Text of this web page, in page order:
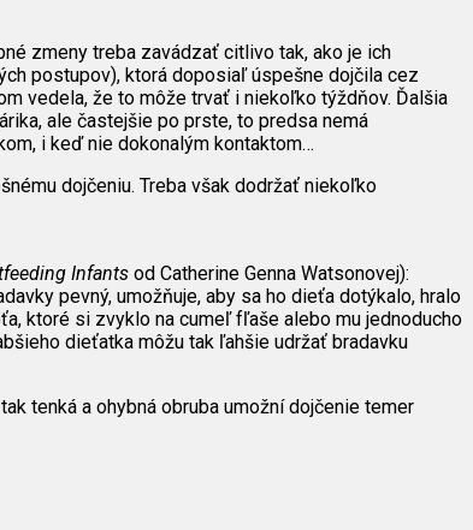
zmeny treba zavádzať citlivo tak, ako je ich
postupov), ktorá doposiaľ úspešne dojčila cez
vedela, že to môže trvať i niekoľko týždňov. Ďalšia
ale častejšie po prste, to predsa nemá
i keď nie dokonalým kontaktom…
dojčeniu. Treba však dodržať niekoľko
Infants od Catherine Genna Watsonovej):
pevný, umožňuje, aby sa ho dieťa dotýkalo, hralo
ktoré si zvyklo na cumeľ fľaše alebo mu jednoducho
dieťatka môžu tak ľahšie udržať bradavku
tenká a ohybná obruba umožní dojčenie temer